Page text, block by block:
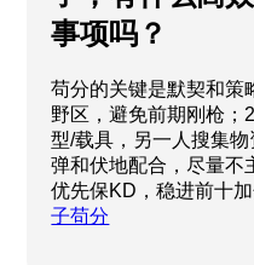
事项吗？
苟分的关键是默契和策
野区，避免前期刚枪；
型/载具，另一人搜集
弹和伏地配合，尽量不
优先保KD，稳进前十
子苟分